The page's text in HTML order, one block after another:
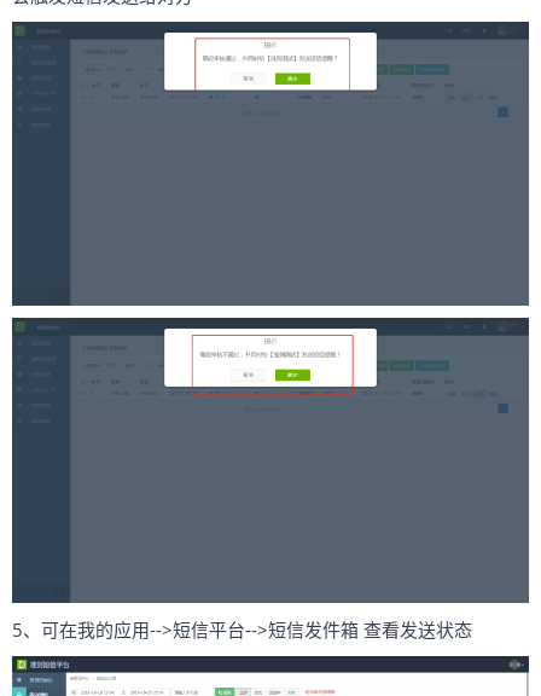
5、可在我的应用-->短信平台-->短信发件箱 查看发送状态